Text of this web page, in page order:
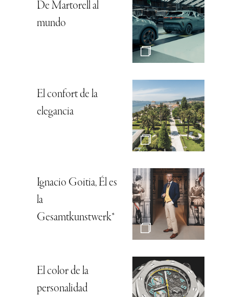
De Martorell al
mundo
El confort de la
elegancia
Ignacio Goitia, Él es
la
Gesamtkunstwerk*
El color de la
personalidad